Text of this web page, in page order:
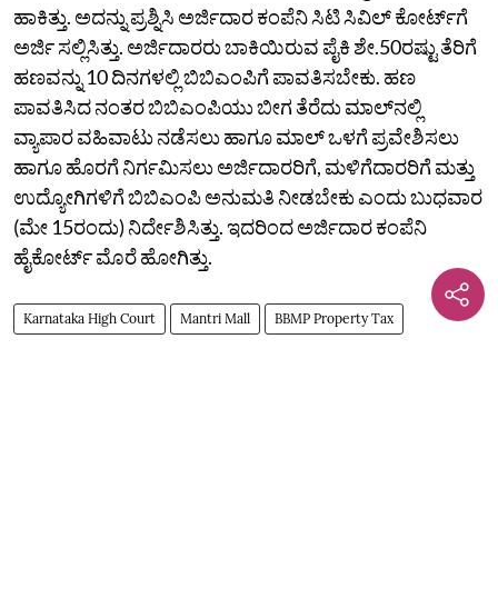
ಹಾಕಿತ್ತು. ಅದನ್ನು ಪ್ರಶ್ನಿಸಿ ಅರ್ಜಿದಾರ ಕಂಪೆನಿ ಸಿಟಿ ಸಿವಿಲ್‌ ಕೋರ್ಟ್‌ಗೆ
ಅರ್ಜಿ ಸಲ್ಲಿಸಿತ್ತು. ಅರ್ಜಿದಾರರು ಬಾಕಿಯಿರುವ ಪೈಕಿ ಶೇ.50ರಷ್ಟು ತೆರಿಗೆ
ಹಣವನ್ನು 10 ದಿನಗಳಲ್ಲಿ ಬಿಬಿಎಂಪಿಗೆ ಪಾವತಿಸಬೇಕು. ಹಣ
ಪಾವತಿಸಿದ ನಂತರ ಬಿಬಿಎಂಪಿಯು ಬೀಗ ತೆರೆದು ಮಾಲ್‌ನಲ್ಲಿ
ವ್ಯಾಪಾರ ವಹಿವಾಟು ನಡೆಸಲು ಹಾಗೂ ಮಾಲ್‌ ಒಳಗೆ ಪ್ರವೇಶಿಸಲು
ಹಾಗೂ ಹೊರಗೆ ನಿರ್ಗಮಿಸಲು ಅರ್ಜಿದಾರರಿಗೆ, ಮಳಿಗೆದಾರರಿಗೆ ಮತ್ತು
ಉದ್ಯೋಗಿಗಳಿಗೆ ಬಿಬಿಎಂಪಿ ಅನುಮತಿ ನೀಡಬೇಕು ಎಂದು ಬುಧವಾರ
(ಮೇ 15ರಂದು) ನಿರ್ದೇಶಿಸಿತ್ತು. ಇದರಿಂದ ಅರ್ಜಿದಾರ ಕಂಪೆನಿ
ಹೈಕೋರ್ಟ್‌ ಮೊರೆ ಹೋಗಿತ್ತು.
Karnataka High Court Mantri Mall BBMP Property Tax